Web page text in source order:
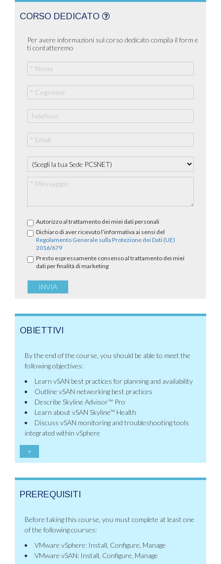
CORSO DEDICATO
Per avere informazioni sul corso dedicato compila il form e
ti contatteremo
Autorizzo al trattamento dei miei dati personali
Dichiaro di aver ricevuto l’informativa ai sensi del
Regolamento Generale sulla Protezione dei Dati (UE)
2016/679
Presto espressamente consenso al trattamento dei miei
dati per finalità di marketing
OBIETTIVI
By the end of the course, you should be able to meet the
following objectives:
Learn vSAN best practices for planning and availability
Outline vSAN networking best practices
Describe Skyline Advisor™ Pro
Learn about vSAN Skyline™ Health
Discuss vSAN monitoring and troubleshooting tools
integrated within vSphere
+
PREREQUISITI
Before taking this course, you must complete at least one
of the following courses:
VMware vSphere: Install, Configure, Manage
VMware vSAN: Install, Configure, Manage